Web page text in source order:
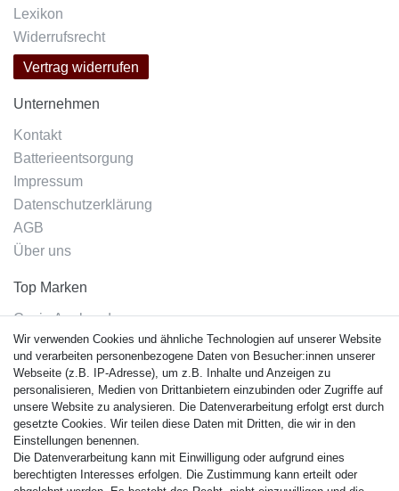
Lexikon
Widerrufsrecht
Vertrag widerrufen
Unternehmen
Kontakt
Batterieentsorgung
Impressum
Datenschutzerklärung
AGB
Über uns
Top Marken
Casio Armband
Festina Armband
Citizen Armband
M. Lacroix Armband
J. Lemans Armband
Uhrenarmbänder - Alle
Sicherheit
Wir verwenden Cookies und ähnliche Technologien auf unserer Website
und verarbeiten personenbezogene Daten von Besucher:innen unserer
Webseite (z.B. IP-Adresse), um z.B. Inhalte und Anzeigen zu
personalisieren, Medien von Drittanbietern einzubinden oder Zugriffe auf
unsere Website zu analysieren. Die Datenverarbeitung erfolgt erst durch
gesetzte Cookies. Wir teilen diese Daten mit Dritten, die wir in den
Einstellungen benennen.
Die Datenverarbeitung kann mit Einwilligung oder aufgrund eines
berechtigten Interesses erfolgen. Die Zustimmung kann erteilt oder